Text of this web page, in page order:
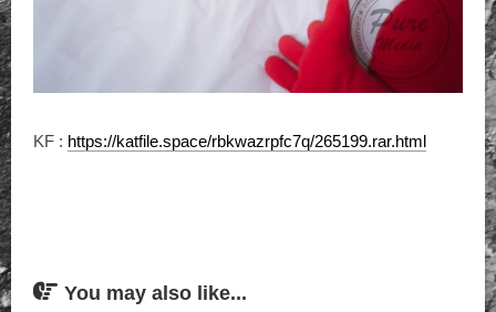
KF : https://katfile.space/rbkwazrpfc7q/265199.rar.html
You may also like...